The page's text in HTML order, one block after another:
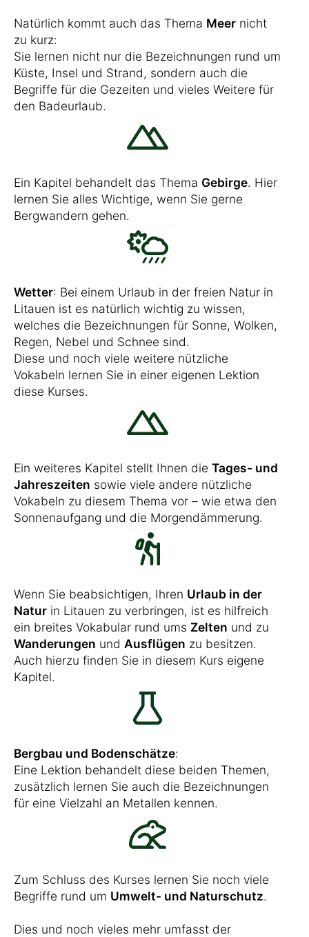
Natürlich kommt auch das Thema Meer nicht
zu kurz:
Sie lernen nicht nur die Bezeichnungen rund um
Küste, Insel und Strand, sondern auch die
Begriffe für die Gezeiten und vieles Weitere für
den Badeurlaub.
Ein Kapitel behandelt das Thema Gebirge. Hier
lernen Sie alles Wichtige, wenn Sie gerne
Bergwandern gehen.
Wetter: Bei einem Urlaub in der freien Natur in
Litauen ist es natürlich wichtig zu wissen,
welches die Bezeichnungen für Sonne, Wolken,
Regen, Nebel und Schnee sind.
Diese und noch viele weitere nützliche
Vokabeln lernen Sie in einer eigenen Lektion
diese Kurses.
Ein weiteres Kapitel stellt Ihnen die Tages- und
Jahreszeiten sowie viele andere nützliche
Vokabeln zu diesem Thema vor – wie etwa den
Sonnenaufgang und die Morgendämmerung.
Wenn Sie beabsichtigen, Ihren Urlaub in der
Natur in Litauen zu verbringen, ist es hilfreich
ein breites Vokabular rund ums Zelten und zu
Wanderungen und Ausflügen zu besitzen.
Auch hierzu finden Sie in diesem Kurs eigene
Kapitel.
Bergbau und Bodenschätze:
Eine Lektion behandelt diese beiden Themen,
zusätzlich lernen Sie auch die Bezeichnungen
für eine Vielzahl an Metallen kennen.
Zum Schluss des Kurses lernen Sie noch viele
Begriffe rund um Umwelt- und Naturschutz.
Dies und noch vieles mehr umfasst der